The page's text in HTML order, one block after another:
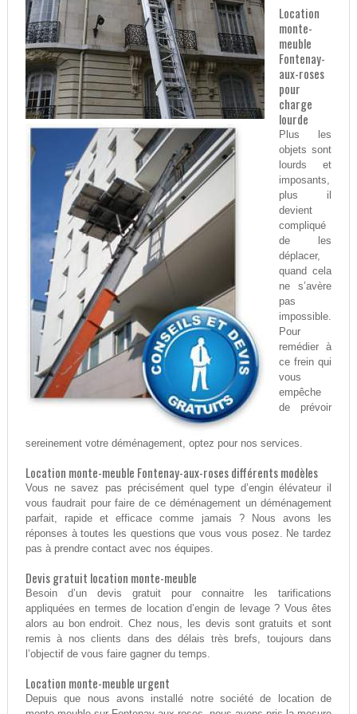
Location
monte-
meuble
Fontenay-
aux-roses
pour
charge
lourde
Plus les
objets sont
lourds et
imposants,
plus il
devient
compliqué
de les
déplacer,
quand cela
ne s’avère
pas
impossible.
Pour
remédier à
ce frein qui
vous
empêche
de prévoir
sereinement votre déménagement, optez pour nos services.
Location monte-meuble Fontenay-aux-roses différents modèles
Vous ne savez pas précisément quel type d’engin élévateur il
vous faudrait pour faire de ce déménagement un déménagement
parfait, rapide et efficace comme jamais ? Nous avons les
réponses à toutes les questions que vous vous posez. Ne tardez
pas à prendre contact avec nos équipes.
Devis gratuit location monte-meuble
Besoin d’un devis gratuit pour connaitre les tarifications
appliquées en termes de location d’engin de levage ? Vous êtes
alors au bon endroit. Chez nous, les devis sont gratuits et sont
remis à nos clients dans des délais très brefs, toujours dans
l’objectif de vous faire gagner du temps.
Location monte-meuble urgent
Depuis que nous avons installé notre société de location de